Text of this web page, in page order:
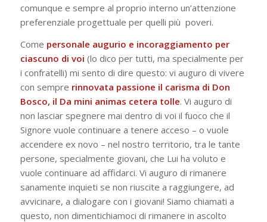
comunque e sempre al proprio interno un’attenzione
preferenziale progettuale per quelli più poveri.
Come personale augurio e incoraggiamento per
ciascuno di voi (lo dico per tutti, ma specialmente per
i confratelli) mi sento di dire questo: vi auguro di vivere
con sempre rinnovata passione il carisma di Don
Bosco, il Da mini animas cetera tolle. Vi auguro di
non lasciar spegnere mai dentro di voi il fuoco che il
Signore vuole continuare a tenere acceso – o vuole
accendere ex novo – nel nostro territorio, tra le tante
persone, specialmente giovani, che Lui ha voluto e
vuole continuare ad affidarci. Vi auguro di rimanere
sanamente inquieti se non riuscite a raggiungere, ad
avvicinare, a dialogare con i giovani! Siamo chiamati a
questo, non dimentichiamoci di rimanere in ascolto